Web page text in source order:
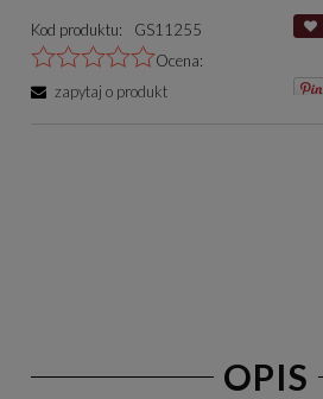
Kod produktu:
GS11255
Ocena:
zapytaj o produkt
OPIS